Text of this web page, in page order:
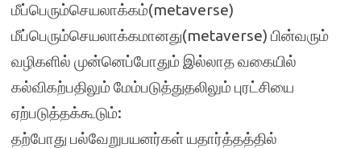
மீப்பெரும்செயலாக்கம்(metaverse)
மீப்பெரும்செயலாக்கமானது(metaverse) பின்வரும்
வழிகளில் முன்னெப்போதும் இல்லாத வகையில்
கல்விகற்பதிலும் மேம்படுத்துதலிலும் புரட்சியை
ஏற்படுத்தக்கூடும்:
தற்போது பல்வேறுபயனர்கள் யதார்த்தத்தில்